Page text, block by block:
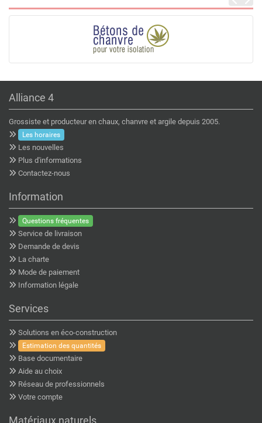
Alliance 4
Grossiste et producteur en chaux, chanvre et argile depuis 2005.
Les horaires
Les nouvelles
Plus d'informations
Contactez-nous
Information
Questions fréquentes
Service de livraison
Demande de devis
La charte
Mode de paiement
Information légale
Services
Solutions en éco-construction
Estimation des quantités
Base documentaire
Aide au choix
Réseau de professionnels
Votre compte
Matériaux naturels